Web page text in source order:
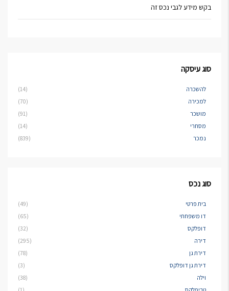
בקש מידע לגבי נכס זה
סוג עיסקה
להשכרה
(14)
למכירה
(70)
מושכר
(91)
מסחרי
(14)
נמכר
(839)
סוג נכס
בית פרטי
(49)
דו משפחתי
(65)
דופלקס
(32)
דירה
(295)
דירת גן
(78)
דירת גן דופלקס
(3)
וילה
(38)